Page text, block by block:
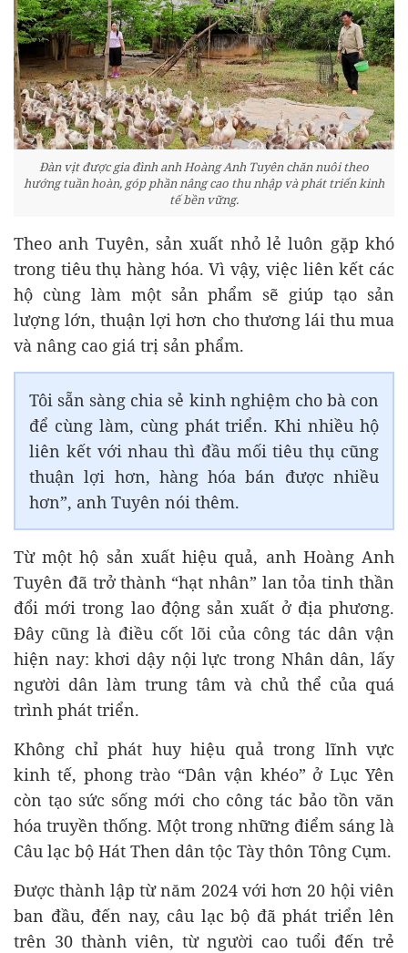
Đàn vịt được gia đình anh Hoàng Anh Tuyên chăn nuôi theo
hướng tuần hoàn, góp phần nâng cao thu nhập và phát triển kinh
tế bền vững.
Theo anh Tuyên, sản xuất nhỏ lẻ luôn gặp khó
trong tiêu thụ hàng hóa. Vì vậy, việc liên kết các
hộ cùng làm một sản phẩm sẽ giúp tạo sản
lượng lớn, thuận lợi hơn cho thương lái thu mua
và nâng cao giá trị sản phẩm.
Tôi sẵn sàng chia sẻ kinh nghiệm cho bà con
để cùng làm, cùng phát triển. Khi nhiều hộ
liên kết với nhau thì đầu mối tiêu thụ cũng
thuận lợi hơn, hàng hóa bán được nhiều
hơn”, anh Tuyên nói thêm.
Từ một hộ sản xuất hiệu quả, anh Hoàng Anh
Tuyên đã trở thành “hạt nhân” lan tỏa tinh thần
đổi mới trong lao động sản xuất ở địa phương.
Đây cũng là điều cốt lõi của công tác dân vận
hiện nay: khơi dậy nội lực trong Nhân dân, lấy
người dân làm trung tâm và chủ thể của quá
trình phát triển.
Không chỉ phát huy hiệu quả trong lĩnh vực
kinh tế, phong trào “Dân vận khéo” ở Lục Yên
còn tạo sức sống mới cho công tác bảo tồn văn
hóa truyền thống. Một trong những điểm sáng là
Câu lạc bộ Hát Then dân tộc Tày thôn Tông Cụm.
Được thành lập từ năm 2024 với hơn 20 hội viên
ban đầu, đến nay, câu lạc bộ đã phát triển lên
trên 30 thành viên, từ người cao tuổi đến trẻ